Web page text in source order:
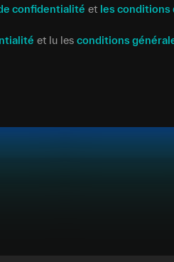
confidentialité et les
et lu les conditions